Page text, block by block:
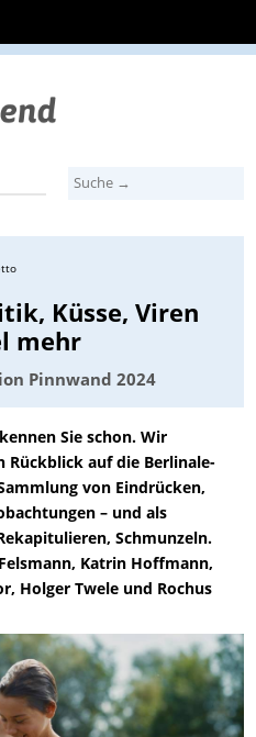
Küsse, Viren
mehr
Pinnwand 2024
Sie schon. Wir
Rückblick auf die Berlinale-
von Eindrücken,
– und als
Schmunzeln.
Katrin Hoffmann,
Holger Twele und Rochus